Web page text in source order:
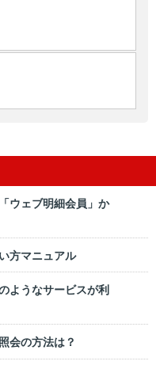
ウェブ明細会員」か
方マニュアル
ようなサービスが利
会の方法は？